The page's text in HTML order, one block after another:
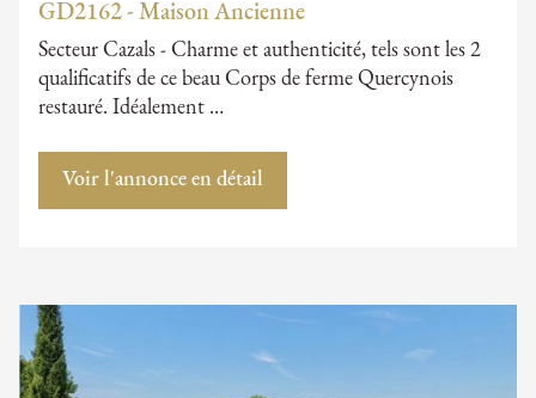
GD2162 - Maison Ancienne
Secteur Cazals - Charme et authenticité, tels sont les 2
qualificatifs de ce beau Corps de ferme Quercynois
restauré. Idéalement …
Voir l'annonce en détail